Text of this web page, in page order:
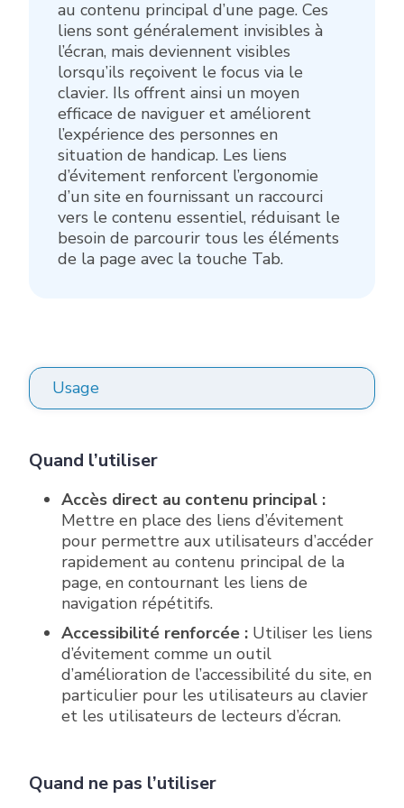
au contenu principal d’une page. Ces
liens sont généralement invisibles à
l’écran, mais deviennent visibles
lorsqu’ils reçoivent le focus via le
clavier. Ils offrent ainsi un moyen
efficace de naviguer et améliorent
l’expérience des personnes en
situation de handicap. Les liens
d’évitement renforcent l’ergonomie
d’un site en fournissant un raccourci
vers le contenu essentiel, réduisant le
besoin de parcourir tous les éléments
de la page avec la touche Tab.
Usage
Quand l’utiliser
Accès direct au contenu principal :
Mettre en place des liens d’évitement
pour permettre aux utilisateurs d’accéder
rapidement au contenu principal de la
page, en contournant les liens de
navigation répétitifs.
Accessibilité renforcée : Utiliser les liens
d’évitement comme un outil
d’amélioration de l’accessibilité du site, en
particulier pour les utilisateurs au clavier
et les utilisateurs de lecteurs d’écran.
Quand ne pas l’utiliser